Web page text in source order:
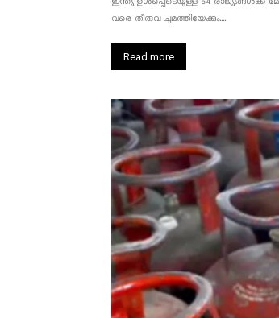
ഇന്ത്യ ഉൾപ്പെടെയുള്ള 54 രാജ്യങ്ങൾക്ക്
വരെ തീരുവ ചുമത്തിയേക്കും....
Read more